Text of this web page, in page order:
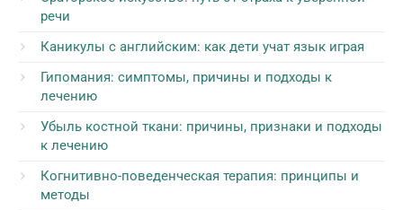
речи
Каникулы с английским: как дети учат язык играя
Гипомания: симптомы, причины и подходы к
лечению
Убыль костной ткани: причины, признаки и подходы
к лечению
Когнитивно-поведенческая терапия: принципы и
методы